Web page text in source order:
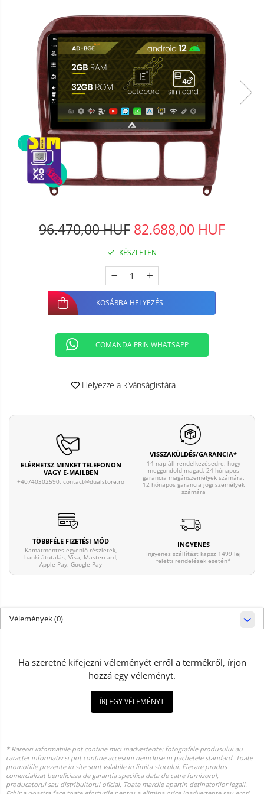
96.470,00 HUF 82.688,00 HUF
KÉSZLETEN
KOSÁRBA HELYEZÉS
COMANDA PRIN WHATSAPP
Helyezze a kívánságlistára
ELÉRHETSZ MINKET TELEFONON
VAGY E-MAILBEN
+40740302590, contact@dualstore.ro
VISSZAKÜLDÉS/GARANCIA*
14 nap áll rendelkezésedre, hogy
meggondold magad. 24 hónapos
garancia magánszemélyek számára,
12 hónapos garancia jogi személyek
számára
TÖBBFÉLE FIZETÉSI MÓD
Kamatmentes egyenlő részletek,
banki átutalás, Visa, Mastercard,
Apple Pay, Google Pay
INGYENES
Ingyenes szállítást kapsz 1499 lej
feletti rendelések esetén*
Vélemények(0)
Ha szeretné kifejezni véleményét erről a termékről, írjon
hozzá egy véleményt.
ÍRJ EGY VÉLEMÉNYT